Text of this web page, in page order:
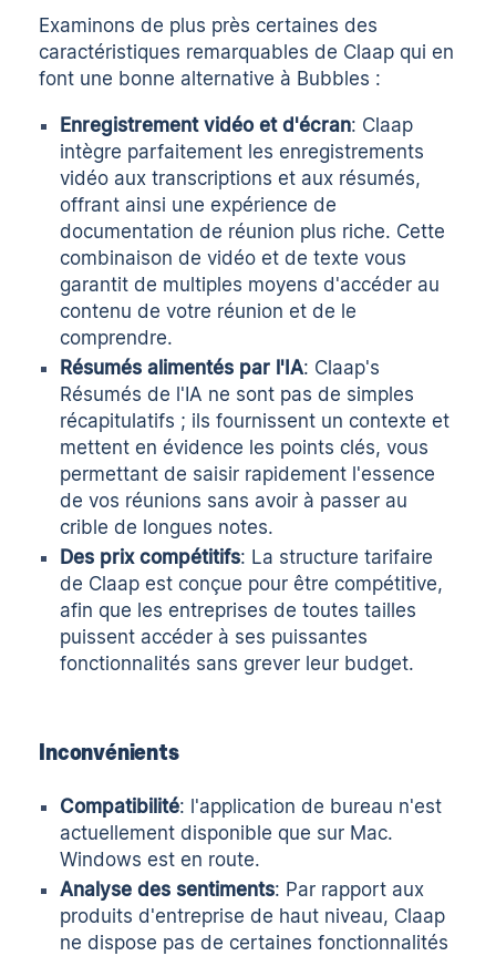
Examinons de plus près certaines des
caractéristiques remarquables de Claap qui en
font une bonne alternative à Bubbles :
Enregistrement vidéo et d'écran: Claap
intègre parfaitement les enregistrements
vidéo aux transcriptions et aux résumés,
offrant ainsi une expérience de
documentation de réunion plus riche. Cette
combinaison de vidéo et de texte vous
garantit de multiples moyens d'accéder au
contenu de votre réunion et de le
comprendre.
Résumés alimentés par l'IA: Claap's
Résumés de l'IA ne sont pas de simples
récapitulatifs ; ils fournissent un contexte et
mettent en évidence les points clés, vous
permettant de saisir rapidement l'essence
de vos réunions sans avoir à passer au
crible de longues notes.
Des prix compétitifs: La structure tarifaire
de Claap est conçue pour être compétitive,
afin que les entreprises de toutes tailles
puissent accéder à ses puissantes
fonctionnalités sans grever leur budget.
Inconvénients
Compatibilité: l'application de bureau n'est
actuellement disponible que sur Mac.
Windows est en route.
Analyse des sentiments: Par rapport aux
produits d'entreprise de haut niveau, Claap
ne dispose pas de certaines fonctionnalités